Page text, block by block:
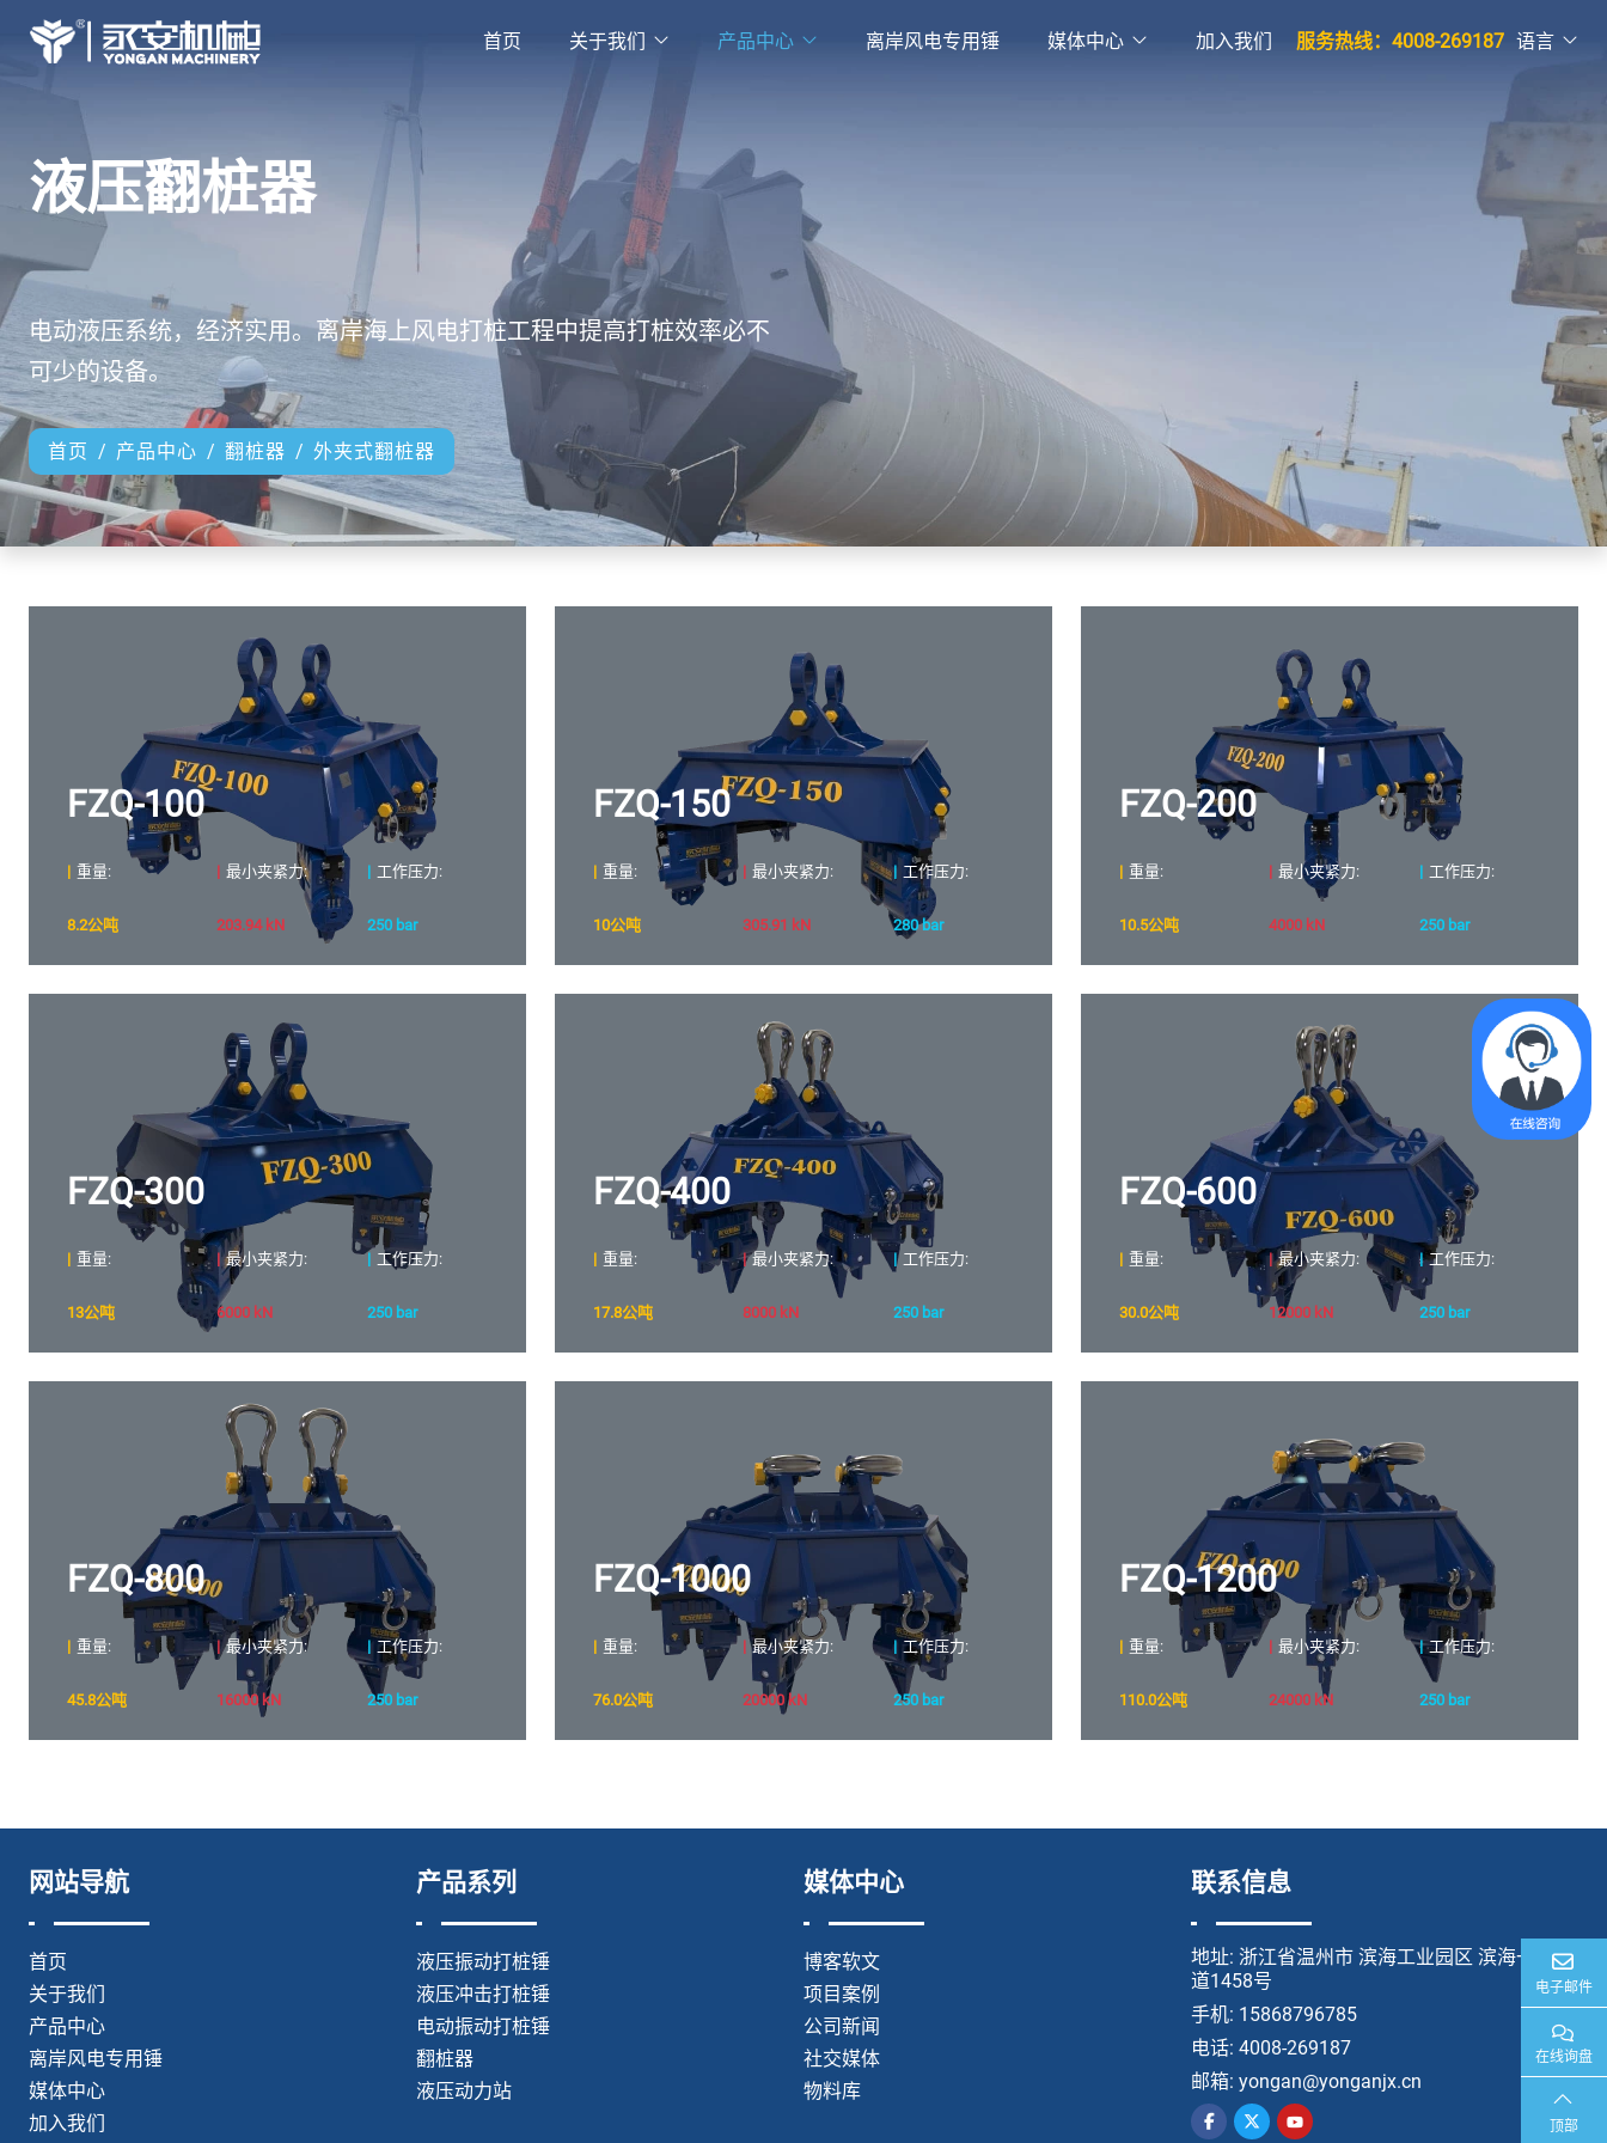
服务热线：4008-269187 语言
首页 关于我们 产品中心 离岸风电专用锤 媒体中心 加入我们
液压翻桩器
电动液压系统，经济实用。离岸海上风电打桩工程中提高打桩效率必不
可少的设备。
首页 产品中心 翻桩器 外夹式翻桩器
FZQ-100
| 重量:
8.2公吨
| 最小夹紧力:
203.94 kN
| 工作压力:
250 bar
FZQ-150
| 重量:
10公吨
| 最小夹紧力:
305.91 kN
| 工作压力:
280 bar
FZQ-200
| 重量:
10.5公吨
| 最小夹紧力:
4000 kN
| 工作压力:
250 bar
FZQ-300
| 重量:
13公吨
| 最小夹紧力:
6000 kN
| 工作压力:
250 bar
FZQ-400
| 重量:
17.8公吨
| 最小夹紧力:
8000 kN
| 工作压力:
250 bar
FZQ-600
| 重量:
30.0公吨
| 最小夹紧力:
12000 kN
| 工作压力:
250 bar
FZQ-800
| 重量:
45.8公吨
| 最小夹紧力:
16000 kN
| 工作压力:
250 bar
FZQ-1000
| 重量:
76.0公吨
| 最小夹紧力:
20000 kN
| 工作压力:
250 bar
FZQ-1200
| 重量:
110.0公吨
| 最小夹紧力:
24000 kN
| 工作压力:
250 bar
网站导航
首页
关于我们
产品中心
离岸风电专用锤
媒体中心
加入我们
产品系列
液压振动打桩锤
液压冲击打桩锤
电动振动打桩锤
翻桩器
液压动力站
媒体中心
博客软文
项目案例
公司新闻
社交媒体
物料库
联系信息
地址: 浙江省温州市 滨海工业园区 滨海一
道1458号
手机: 15868796785
电话: 4008-269187
邮箱: yongan@yonganjx.cn
电子邮件
在线询盘
顶部